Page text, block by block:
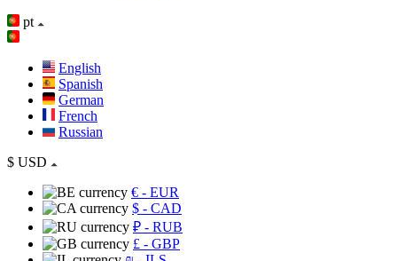
pt
English
Spanish
German
French
Russian
$ USD
€ - EUR
$ - CAD
₽ - RUB
£ - GBP